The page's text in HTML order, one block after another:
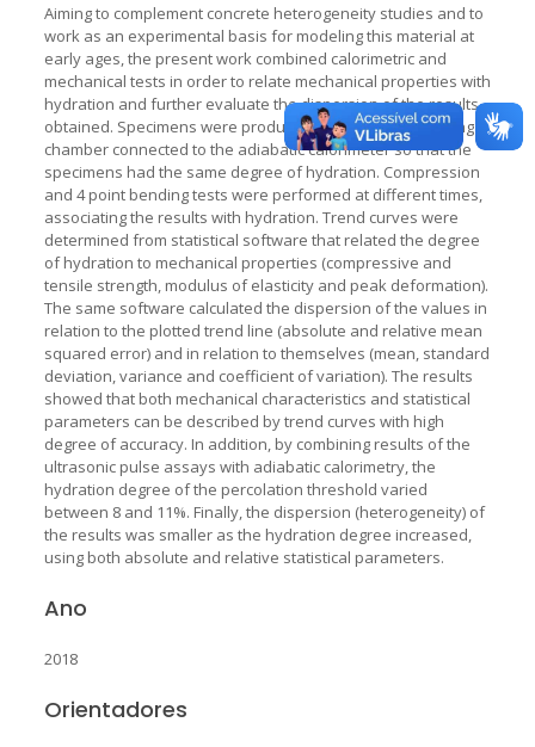
Aiming to complement concrete heterogeneity studies and to
work as an experimental basis for modeling this material at
early ages, the present work combined calorimetric and
mechanical tests in order to relate mechanical properties with
hydration and further evaluate the dispersion of the results
obtained. Specimens were produced and placed in a curing
chamber connected to the adiabatic calorimeter so that the
specimens had the same degree of hydration. Compression
and 4 point bending tests were performed at different times,
associating the results with hydration. Trend curves were
determined from statistical software that related the degree
of hydration to mechanical properties (compressive and
tensile strength, modulus of elasticity and peak deformation).
The same software calculated the dispersion of the values in
relation to the plotted trend line (absolute and relative mean
squared error) and in relation to themselves (mean, standard
deviation, variance and coefficient of variation). The results
showed that both mechanical characteristics and statistical
parameters can be described by trend curves with high
degree of accuracy. In addition, by combining results of the
ultrasonic pulse assays with adiabatic calorimetry, the
hydration degree of the percolation threshold varied
between 8 and 11%. Finally, the dispersion (heterogeneity) of
the results was smaller as the hydration degree increased,
using both absolute and relative statistical parameters.
Ano
2018
Orientadores